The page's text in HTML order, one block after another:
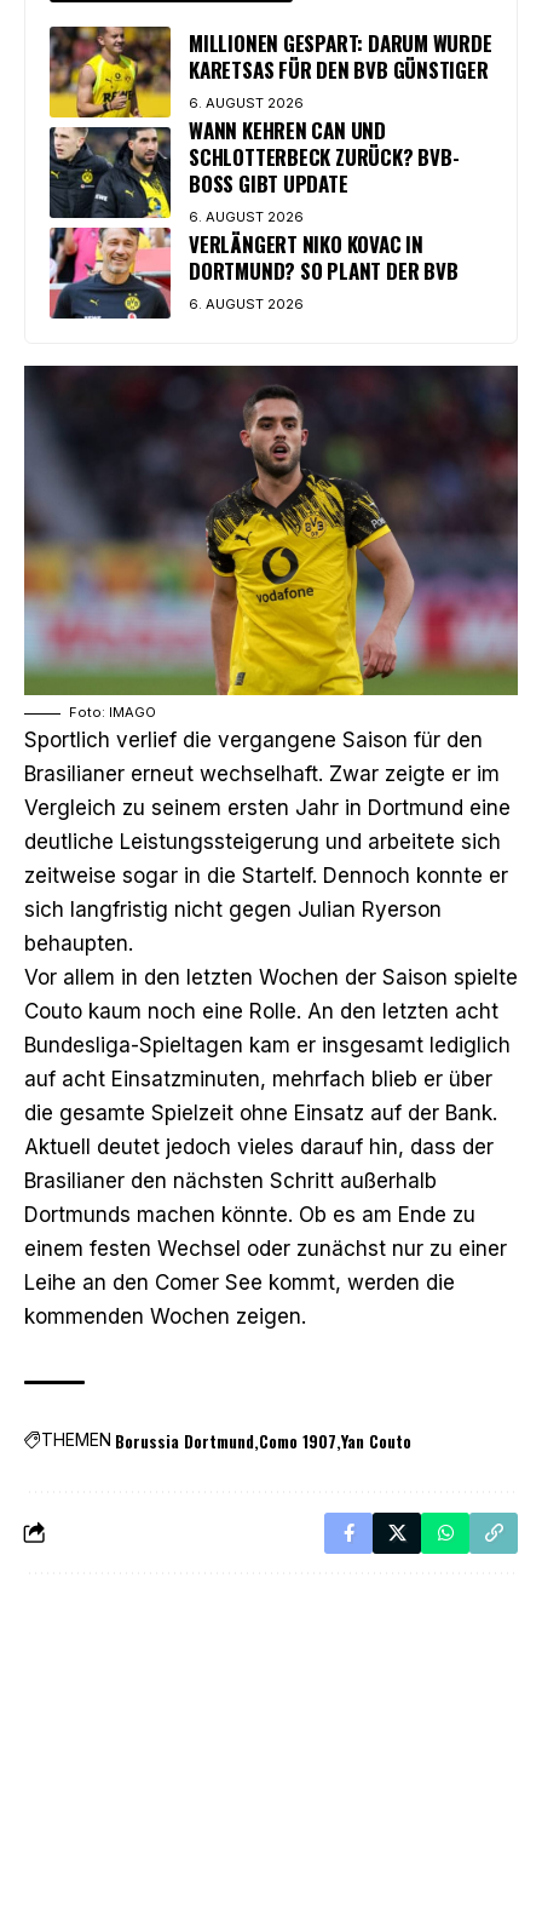
MILLIONEN GESPART: DARUM WURDE
KARETSAS FÜR DEN BVB GÜNSTIGER
6. AUGUST 2026
WANN KEHREN CAN UND
SCHLOTTERBECK ZURÜCK? BVB-
BOSS GIBT UPDATE
6. AUGUST 2026
VERLÄNGERT NIKO KOVAC IN
DORTMUND? SO PLANT DER BVB
6. AUGUST 2026
Foto: IMAGO
Sportlich verlief die vergangene Saison für den
Brasilianer erneut wechselhaft. Zwar zeigte er im
Vergleich zu seinem ersten Jahr in Dortmund eine
deutliche Leistungssteigerung und arbeitete sich
zeitweise sogar in die Startelf. Dennoch konnte er
sich langfristig nicht gegen Julian Ryerson
behaupten.
Vor allem in den letzten Wochen der Saison spielte
Couto kaum noch eine Rolle. An den letzten acht
Bundesliga-Spieltagen kam er insgesamt lediglich
auf acht Einsatzminuten, mehrfach blieb er über
die gesamte Spielzeit ohne Einsatz auf der Bank.
Aktuell deutet jedoch vieles darauf hin, dass der
Brasilianer den nächsten Schritt außerhalb
Dortmunds machen könnte. Ob es am Ende zu
einem festen Wechsel oder zunächst nur zu einer
Leihe an den Comer See kommt, werden die
kommenden Wochen zeigen.
THEMEN Borussia Dortmund Como 1907 Yan Couto